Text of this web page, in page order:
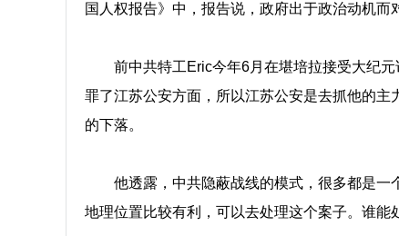
国人权报告》中，报告说，政府出于政治动机而
前中共特工Eric今年6月在堪培拉接受大纪
罪了江苏公安方面，所以江苏公安是去抓他的
的下落。
他透露，中共隐蔽战线的模式，很多都是一
地理位置比较有利，可以去处理这个案子。谁能